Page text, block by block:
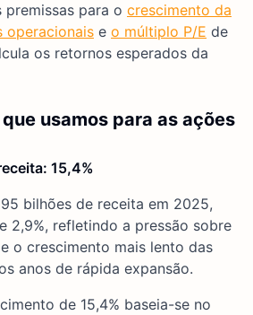
premissas para o crescimento da
operacionais e o múltiplo P/E de
os retornos esperados da
usamos para as ações
15,4%
bilhões de receita em 2025,
2,9%, refletindo a pressão sobre
o crescimento mais lento das
anos de rápida expansão.
de 15,4% baseia-se no